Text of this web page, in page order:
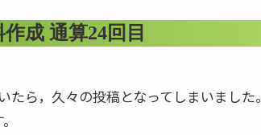
成 通算24回目
ら，久々の投稿となってしまいました。